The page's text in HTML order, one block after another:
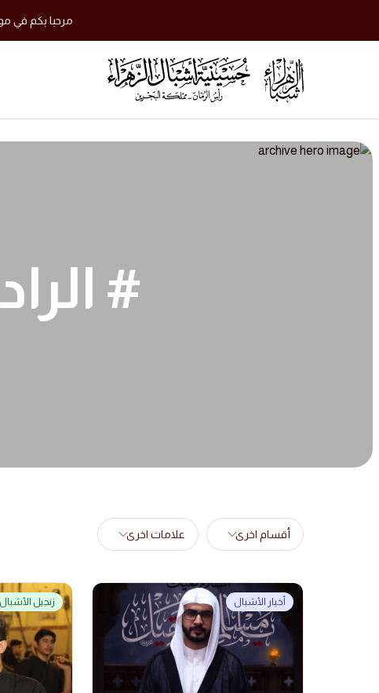
مرحبا بكم في
#
أقسام اخرى علامات اخرى
أخبار الأشبال زنجيل الأشبال